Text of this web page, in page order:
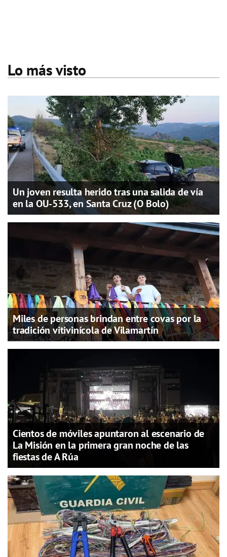
Lo más visto
Un joven resulta herido tras una salida de vía
en la OU-533, en Santa Cruz (O Bolo)
Miles de personas brindan entre covas por la
tradición vitivinícola de Vilamartín
Cientos de móviles apuntaron al escenario de
La Misión en la primera gran noche de las
fiestas de A Rúa